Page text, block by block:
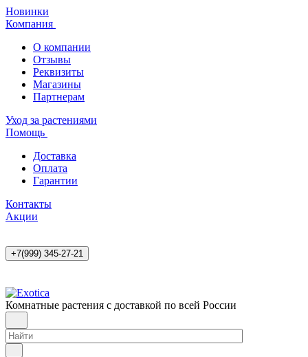
Новинки
Компания
О компании
Отзывы
Реквизиты
Магазины
Партнерам
Уход за растениями
Помощь
Доставка
Оплата
Гарантии
Контакты
Акции
+7(999) 345-27-21
Комнатные растения с доставкой по всей России